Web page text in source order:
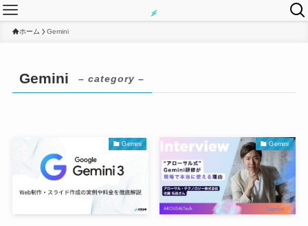
ホーム Gemini
Gemini – category –
Gemini Gemini